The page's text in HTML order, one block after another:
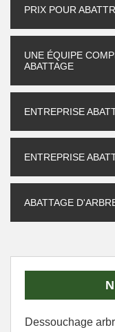
PRIX POUR
UNE ÉQUIPE
ABATTAGE
ENTREPRISE
ENTREPRISE
ABATTAGE
Dessouchage